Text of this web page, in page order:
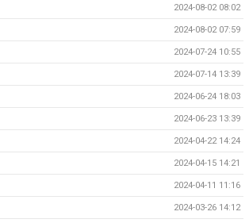
2024-08-02 08:02
2024-08-02 07:59
2024-07-24 10:55
2024-07-14 13:39
2024-06-24 18:03
2024-06-23 13:39
2024-04-22 14:24
2024-04-15 14:21
2024-04-11 11:16
2024-03-26 14:12